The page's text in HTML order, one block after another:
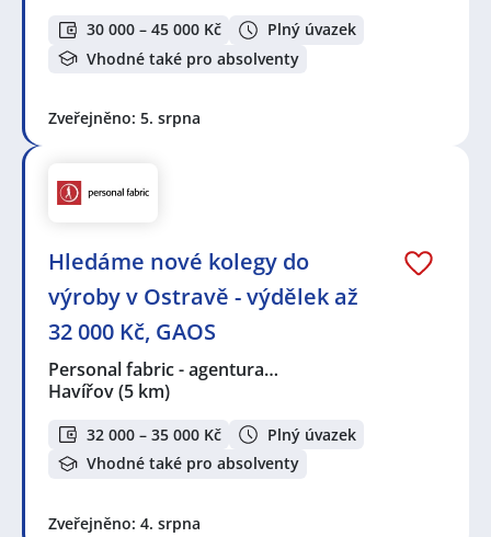
30 000 – 45 000 Kč
Plný úvazek
Vhodné také pro absolventy
Zveřejněno: 5. srpna
Hledáme nové kolegy do
výroby v Ostravě - výdělek až
32 000 Kč, GAOS
Personal fabric - agentura…
Havířov(5 km)
32 000 – 35 000 Kč
Plný úvazek
Vhodné také pro absolventy
Zveřejněno: 4. srpna